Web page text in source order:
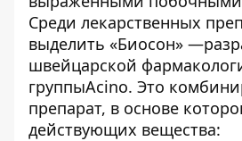
Среди лекарственных
выделить «Биосон»
швейцарской
группыAcino. Это
препарат, в основе
действующих вещества: